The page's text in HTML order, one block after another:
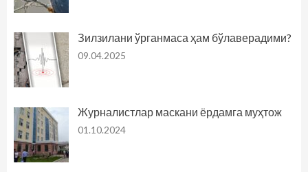
Зилзилани ўрганмаса ҳам бўлаверадими?
09.04.2025
Журналистлар маскани ёрдамга муҳтож
01.10.2024